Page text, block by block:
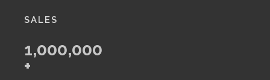
SALES
1,000,000
+